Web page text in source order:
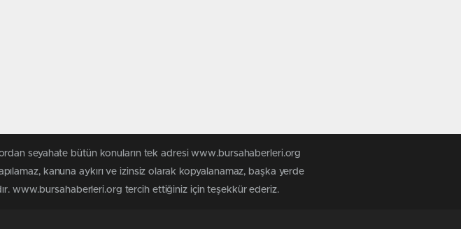
seyahate bütün konuların tek adresi www.bursahaberleri.org
kanuna aykırı ve izinsiz olarak kopyalanamaz, başka yerde
www.bursahaberleri.org tercih ettiğiniz için teşekkür ederiz.